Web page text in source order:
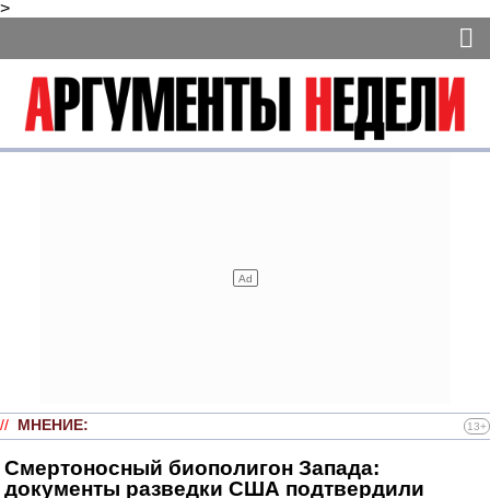
>
// МНЕНИЕ: 13+
Смертоносный биополигон Запада:
документы разведки США подтвердили